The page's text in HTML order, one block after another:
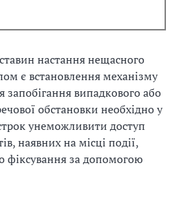
настання нещасного
є встановлення механізму
запобігання випадкового або
обстановки необхідно у
унеможливити доступ
наявних на місці події,
фіксування за допомогою